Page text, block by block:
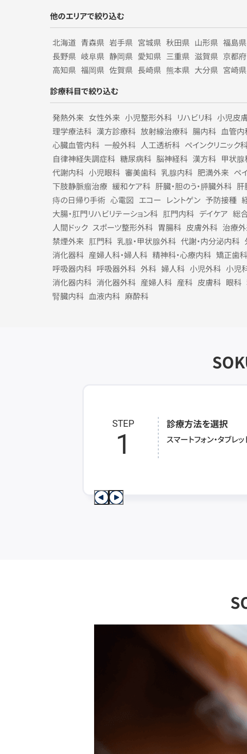
他のエリアで絞り込む
北海道 青森県 岩手県 宮城県 秋田県 山形県 福島県
長野県 岐阜県 静岡県 愛知県 三重県 滋賀県 京都府
高知県 福岡県 佐賀県 長崎県 熊本県 大分県 宮崎県
診療科目で絞り込む
発熱外来 女性外来 小児整形外科 リハビリ科 小児皮
理学療法科 漢方診療科 放射線治療科 腸内科 血管内
心臓血管内科 一般外科 人工透析科 ペインクリニック
自律神経失調症科 糖尿病科 脳神経科 漢方科 甲状腺
代謝内科 小児眼科 審美歯科 乳腺内科 肥満外来 ペ
下肢静脈瘤治療 緩和ケア科 肝臓・胆のう・膵臓外科 肝
痔の日帰り手術 心電図 エコー レントゲン 予防接種
大腸・肛門リハビリテーション科 肛門内科 デイケア 総
人間ドック スポーツ整形外科 胃腸科 皮膚外科 治療
禁煙外来 肛門科 乳腺・甲状腺外科 代謝・内分泌内科
消化器科 産婦人科・婦人科 精神科・心療内科 矯正歯科
呼吸器内科 呼吸器外科 外科 婦人科 小児外科 小児
消化器内科 消化器外科 産婦人科 産科 皮膚科 眼科
腎臓内科 血液内科 麻酔科
STEP
1
診療方法を選択
スマートフォン・タブレ